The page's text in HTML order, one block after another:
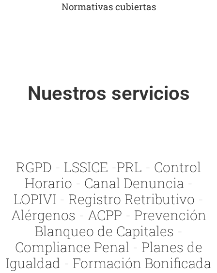
Normativas cubiertas
Nuestros servicios
RGPD - LSSICE -PRL - Control
Horario - Canal Denuncia -
LOPIVI - Registro Retributivo -
Alérgenos - ACPP - Prevención
Blanqueo de Capitales -
Compliance Penal - Planes de
Igualdad - Formación Bonificada